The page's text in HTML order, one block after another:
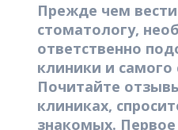
Прежде чем
стоматологу,
ответственно
клиники и самого
Почитайте
клиниках,
знакомых.